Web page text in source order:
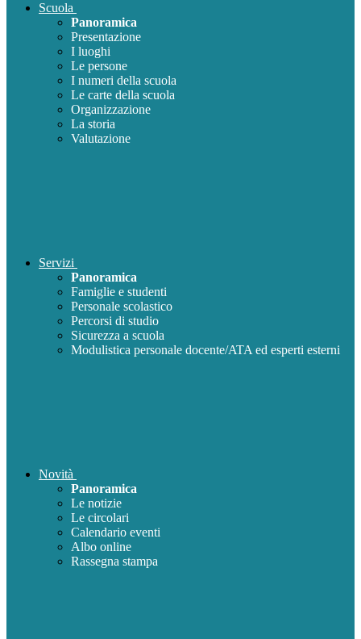
Scuola
Panoramica
Presentazione
I luoghi
Le persone
I numeri della scuola
Le carte della scuola
Organizzazione
La storia
Valutazione
Servizi
Panoramica
Famiglie e studenti
Personale scolastico
Percorsi di studio
Sicurezza a scuola
Modulistica personale docente/ATA ed esperti esterni
Novità
Panoramica
Le notizie
Le circolari
Calendario eventi
Albo online
Rassegna stampa